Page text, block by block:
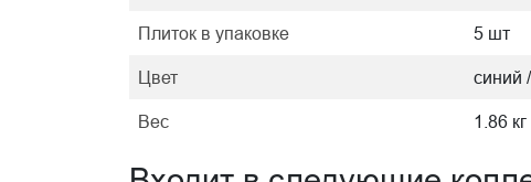
Плиток в упаковке 5 шт
Цвет синий
Вес 1.86 кг